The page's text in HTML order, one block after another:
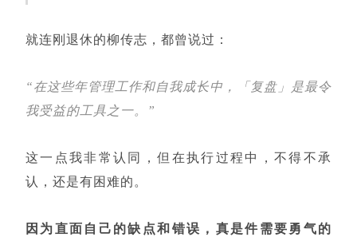
就连刚退休的柳传志，都曾说过：
“在这些年管理工作和自我成长中，「复盘」是最令
我受益的工具之一。”
这一点我非常认同，但在执行过程中，不得不承
认，还是有困难的。
因为直面自己的缺点和错误，真是件需要勇气的